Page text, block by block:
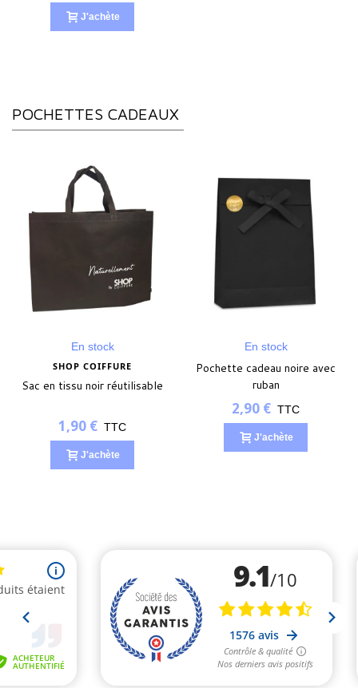
J'achète
POCHETTES CADEAUX
En stock
SHOP COIFFURE
Sac en tissu noir réutilisable
1,90 € TTC
J'achète
En stock
Pochette cadeau noire avec
ruban
2,90 € TTC
J'achète